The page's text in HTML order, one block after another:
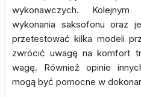
wykonawczych.
wykonania saksofonu oraz
przetestować kilka modeli
zwrócić uwagę na komfort
wagę. Również opinie
mogą być pomocne w